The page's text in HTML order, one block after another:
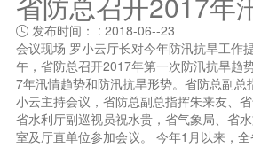
发布时间： : 2018-06--23
会议现场 罗小云厅长对今年防汛抗旱工作
午，省防总召开2017年第一次防汛抗旱趋
7年汛情趋势和防汛抗旱形势。省防总副总
小云主持会议，省防总副总指挥朱来友、省
省水利厅副巡视员祝水贵，省气象局、省
室及厅直单位参加会议。 今年1月以来，